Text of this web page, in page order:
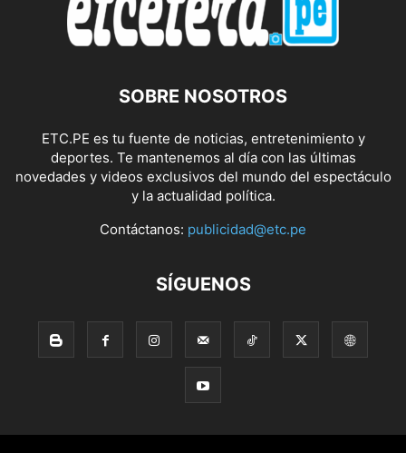
SOBRE NOSOTROS
ETC.PE es tu fuente de noticias, entretenimiento y
deportes. Te mantenemos al día con las últimas
novedades y videos exclusivos del mundo del espectáculo
y la actualidad política.
Contáctanos: publicidad@etc.pe
SÍGUENOS